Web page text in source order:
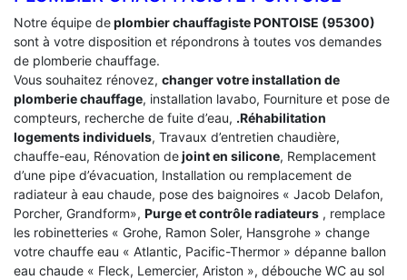
Notre équipe deplombier chauffagiste PONTOISE (95300)
sont à votre disposition et répondrons à toutes vos demandes
de plomberie chauffage.
Vous souhaitez rénovez, changer votre installation de
plomberie chauffage, installation lavabo, Fourniture et pose de
compteurs, recherche de fuite d’eau, .Réhabilitation
logements individuels, Travaux d’entretien chaudière,
chauffe-eau, Rénovation dejoint en silicone, Remplacement
d’une pipe d’évacuation, Installation ou remplacement de
radiateur à eau chaude, pose des baignoires « Jacob Delafon,
Porcher, Grandform», Purge et contrôle radiateurs , remplace
les robinetteries « Grohe, Ramon Soler, Hansgrohe » change
votre chauffe eau « Atlantic, Pacific-Thermor » dépanne ballon
eau chaude « Fleck, Lemercier, Ariston », débouche WC au sol